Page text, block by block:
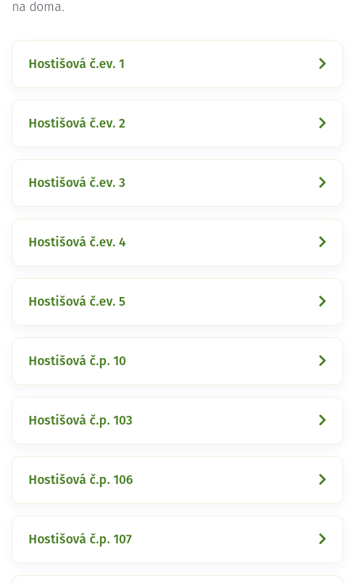
na doma.
Hostišová č.ev. 1
Hostišová č.ev. 2
Hostišová č.ev. 3
Hostišová č.ev. 4
Hostišová č.ev. 5
Hostišová č.p. 10
Hostišová č.p. 103
Hostišová č.p. 106
Hostišová č.p. 107